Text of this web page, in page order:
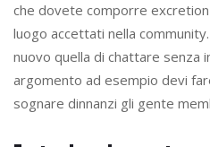
che dovete comporre
luogo accettati nella
nuovo quella di chattare senza
argomento ad esempio devi
sognare dinnanzi gli gente